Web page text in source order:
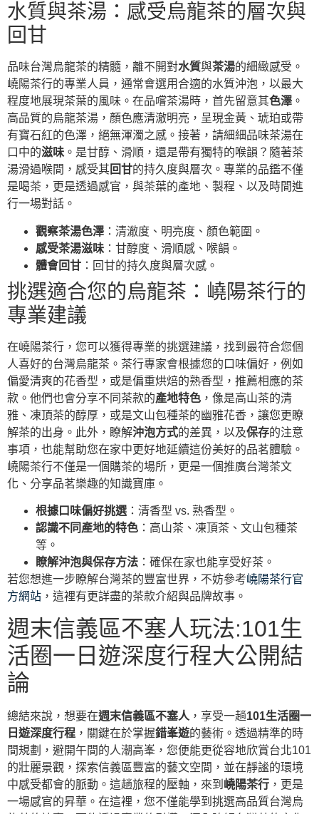
水質與茶湯：感受烏龍茶的層次與
回甘
品味台灣烏龍茶的精髓，離不開對水質與茶湯的細緻感受。
嶢陽茶行的專業人員，通常會選用合適的水質沖泡，以最大
程度地展現茶葉的風味。在品嚐茶湯時，首先留意其色澤 。
高品質的烏龍茶湯，顏色應清澈明亮，呈現金黃、琥珀或帶
有寶石紅的色澤，絕無渾濁之感。接著，請細細品味茶湯在
口中的滋味 。是甘醇、滑順，還是帶有獨特的喉韻？隨著茶
湯滑過喉間，感受其回甘的持久度與層次。專業的品鑑不僅
是喝茶，更是透過感官，與茶葉的產地、製程、以及時間進
行一場對話。
觀察茶湯色澤 ：清澈度、明亮度、顏色範圍。
感受茶湯滋味 ：甘醇度、滑順感、喉韻。
體會回甘 ：回甘的持久度與層次感。
挑選適合您的烏龍茶：嶢陽茶行的
專業建議
在嶢陽茶行，您可以獲得專業的挑選建議，找到最符合您個
人喜好的台灣烏龍茶。茶行專家會根據您的口味偏好，例如
偏愛清爽的花香型，或是偏重烘焙的熟香型，推薦相應的茶
款。他們也會分享不同茶款的產地特色 ，像是高山茶的清
雅、凍頂茶的醇厚，或是文山包種茶的幽雅花香，讓您更瞭
解茶的出身。此外，瞭解沖泡方式的差異，以及保存的注意
事項，也能幫助您在家中更好地延續這份美好的品茗體驗。
嶢陽茶行不僅是一個購茶的場所，更是一個推廣台灣茶文
化、分享品茗樂趣的知識寶庫。
根據口味偏好挑選 ：清香型 vs. 熟香型。
認識不同產地的特色 ：高山茶、凍頂茶、文山包種茶
等。
瞭解沖泡與保存方法 ：確保在家也能享受好茶。
若您想進一步瞭解台灣茶的豐富世界，不妨參考嶢陽茶行官
方網站 ，這裡有更詳盡的茶款介紹與品牌故事。
週末信義區不塞人玩法:101生
活圈一日遊深度行程大公開結
論
總結來說，想要在週末信義區不塞人 ，享受一趟101生活圈一
日遊深度行程 ，關鍵在於掌握錯峯遊的藝術。透過精準的時
間規劃，避開午間的人潮高峯，您便能更從容地欣賞台北101
的壯麗景觀，探索信義區豐富的藝文空間，並在靜謐的環境
中感受都會的脈動。這趟旅程的壓軸，來到 嶢陽茶行 ，更是
一場感官的昇華。在這裡，您不僅能學到挑選高品質台灣烏